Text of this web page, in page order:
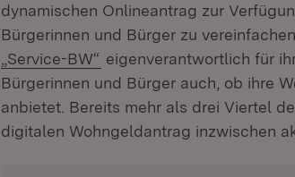
dynamischen Onlineantrag zur
Bürgerinnen und Bürger zu
„Service-BW“ (Öffnet in neuem Fenster)
eigenverantwortlich für
Bürgerinnen und Bürger auch, ob ihre
anbietet. Bereits mehr als drei Viertel
digitalen Wohngeldantrag inzwischen